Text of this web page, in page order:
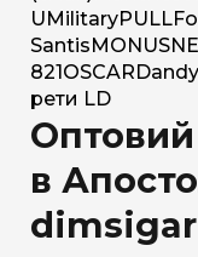
U MilitaryPULL
Santis MONUS
821 OSCAR Dandy
рети LD
в
dimsigar